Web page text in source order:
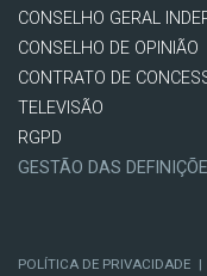
CONSELHO GERAL
CONSELHO DE OPINIÃO
CONTRATO DE
TELEVISÃO
RGPD
GESTÃO DAS
POLÍTICA DE PRIVACIDADE |